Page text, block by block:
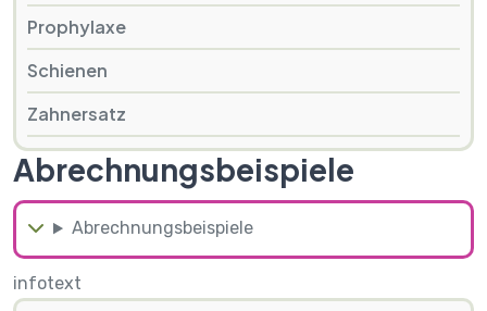
Prophylaxe
Schienen
Zahnersatz
Abrechnungsbeispiele
Abrechnungsbeispiele
infotext